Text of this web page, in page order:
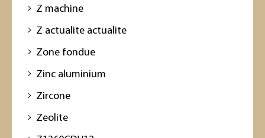
Z machine
Z actualite actualite
Zone fondue
Zinc aluminium
Zircone
Zeolite